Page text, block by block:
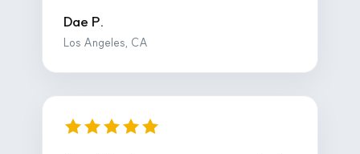
Dae P.
Los Angeles, CA